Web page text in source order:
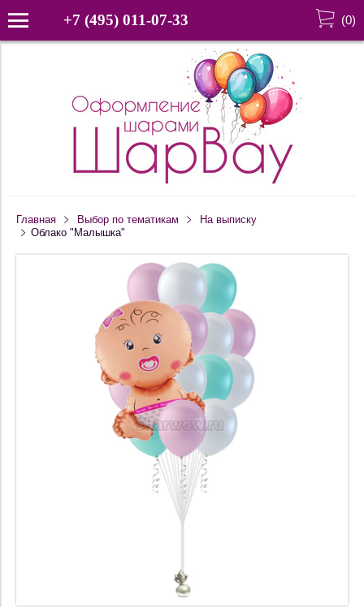
+7 (495) 011-07-33 (0)
Главная Выбор по тематикам
На выписку
Облако "Малышка"